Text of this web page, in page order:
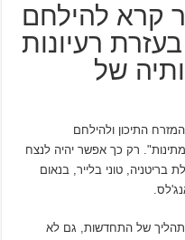
קרא להילחם
רעיונות
של
התיכון ולהילחם
רק כך אפשר יהיה לנצח
טוני בלייר, בנאום
תהליך של התחדשות, גם לא